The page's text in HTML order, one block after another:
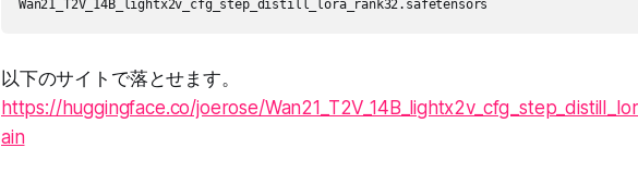
以下のサイトで落とせます。
https://huggingface.co/joerose/
ain